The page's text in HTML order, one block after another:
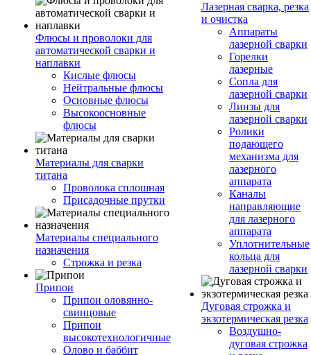
Флюсы и проволоки для
автоматической сварки и
наплавки
Кислые флюсы
Нейтральные флюсы
Основные флюсы
Высокоосновные
флюсы
Материалы для сварки
титана
Проволока сплошная
Присадочные прутки
Материалы специального
назначения
Строжка и резка
Припои
Припои оловянно-
свинцовые
Припои
высокотехнологичные
Олово и баббит
Лазерная сварка, резка
и очистка
Аппараты
лазерной сварки
Горелки
лазерные
Сопла для
лазерной сварки
Линзы для
лазерной сварки
Ролики
подающего
механизма для
лазерного
аппарата
Каналы
направляющие
для лазерного
аппарата
Уплотнительные
кольца для
лазерной сварки
Дуговая строжка и
экзотермическая резка
Воздушно-
дуговая строжка